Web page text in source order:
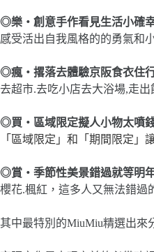
◎樂‧創意手作看見生活小確
感受活出自我風格的的勇氣和
◎瘋‧撂落去體驗京阪食衣住
去超市.去吃小店去大浴場,走出
◎買‧區域限定擬人小物太噴
「區域限定」和「期間限定」
◎賞‧季節性美景錯過就等明
櫻花.楓紅，這多人又無法錯過
其中最特別的MiuMiu精選出來